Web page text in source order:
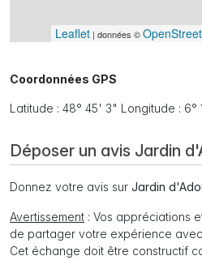
Leaflet | données ©
Coordonnées GPS
Latitude : 48° 45' 3" Longitude : 6°
Déposer un avis Jardin
Donnez votre avis sur Jardin
Avertissement : Vos appréciations
de partager votre expérience
Cet échange doit être constructif